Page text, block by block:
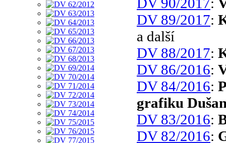
DV 89/2017:
a další
DV 88/2017:
DV 86/2016:
DV 84/2016:
grafiku
DV 83/2016:
DV 82/2016: